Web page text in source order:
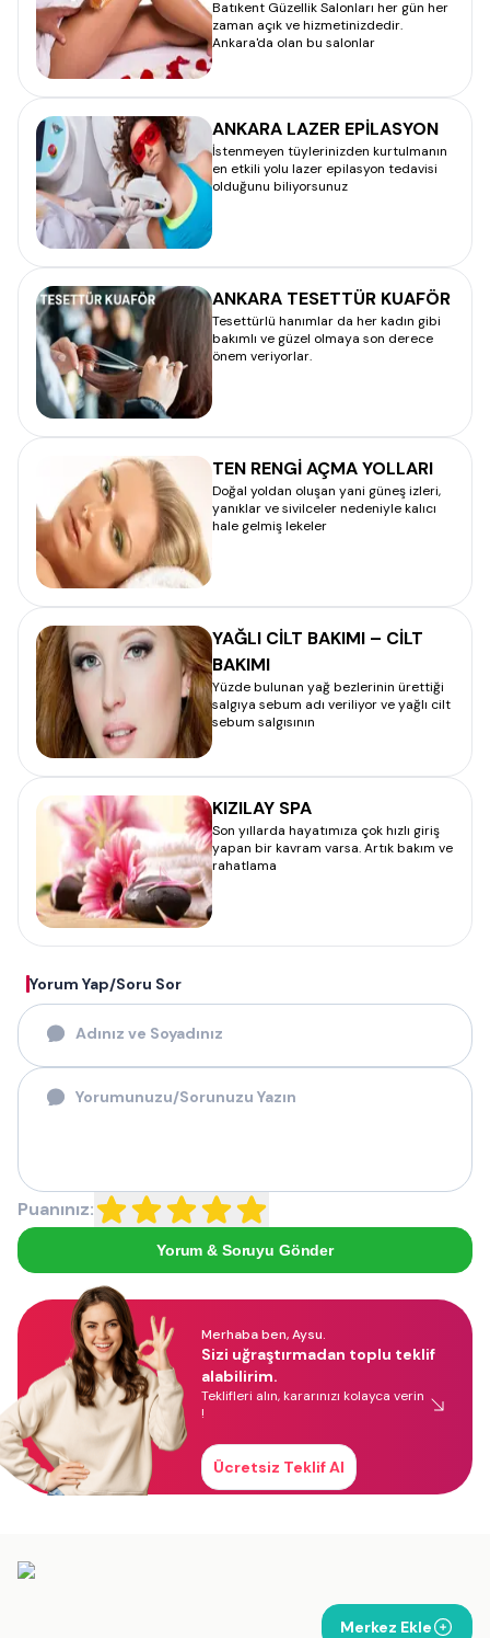
Batıkent Güzellik Salonları her gün her
zaman açık ve hizmetinizdedir.
Ankara'da olan bu salonlar
ANKARA LAZER EPİLASYON
İstenmeyen tüylerinizden kurtulmanın
en etkili yolu lazer epilasyon tedavisi
olduğunu biliyorsunuz
ANKARA TESETTÜR KUAFÖR
Tesettürlü hanımlar da her kadın gibi
bakımlı ve güzel olmaya son derece
önem veriyorlar.
TEN RENGİ AÇMA YOLLARI
Doğal yoldan oluşan yani güneş izleri,
yanıklar ve sivilceler nedeniyle kalıcı
hale gelmiş lekeler
YAĞLI CİLT BAKIMI – CİLT
BAKIMI
Yüzde bulunan yağ bezlerinin ürettiği
salgıya sebum adı veriliyor ve yağlı cilt
sebum salgısının
KIZILAY SPA
Son yıllarda hayatımıza çok hızlı giriş
yapan bir kavram varsa. Artık bakım ve
rahatlama
Yorum Yap/Soru Sor
Puanınız:
Yorum & Soruyu Gönder
Merhaba ben, Aysu.
Sizi uğraştırmadan toplu teklif
alabilirim.
Teklifleri alın, kararınızı kolayca verin
!
Ücretsiz Teklif Al
Merkez Ekle